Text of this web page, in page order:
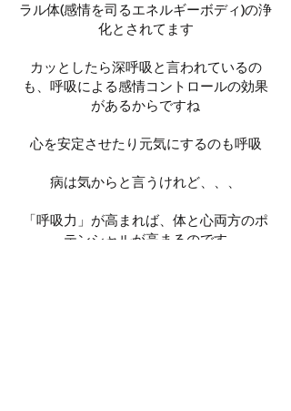
ラル体(感情を司るエネルギーボディ)の浄
化とされてます
カッとしたら深呼吸と言われているの
も、呼吸による感情コントロールの効果
があるからですね
心を安定させたり元気にするのも呼吸
病は気からと言うけれど、、、
「呼吸力」が高まれば、体と心両方のポ
テンシャルが高まるのです